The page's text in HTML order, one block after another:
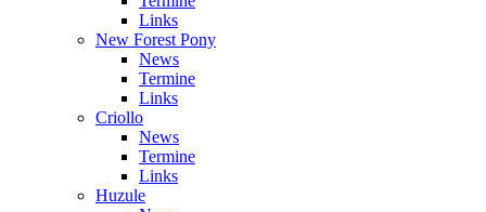
Links
New Forest Pony
News
Termine
Links
Criollo
News
Termine
Links
Huzule